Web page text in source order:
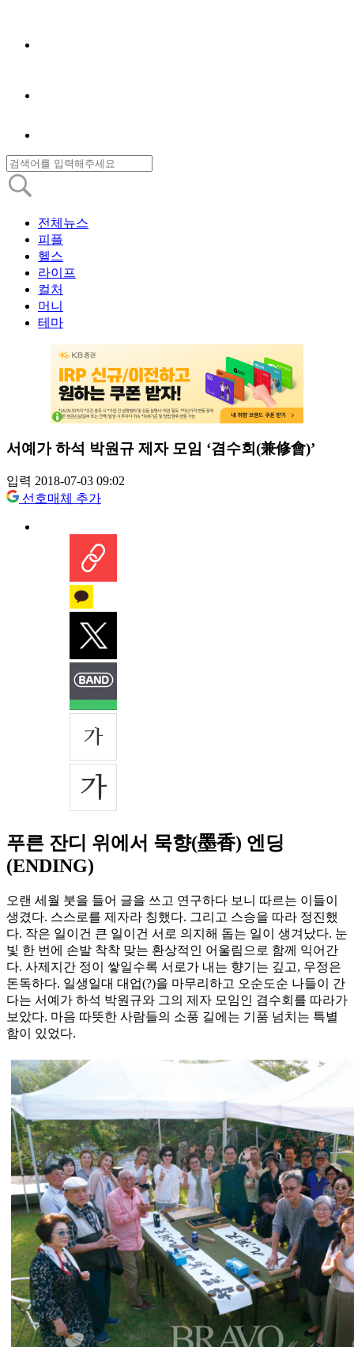
전체뉴스
피플
헬스
라이프
컬처
머니
테마
서예가 하석 박원규 제자 모임 ‘겸수회(兼修會)’
입력 2018-07-03 09:02
선호매체 추가
푸른 잔디 위에서 묵향(墨香) 엔딩
(ENDING)
오랜 세월 붓을 들어 글을 쓰고 연구하다 보니 따르는 이들이
생겼다. 스스로를 제자라 칭했다. 그리고 스승을 따라 정진했
다. 작은 일이건 큰 일이건 서로 의지해 돕는 일이 생겨났다. 눈
빛 한 번에 손발 착착 맞는 환상적인 어울림으로 함께 익어간
다. 사제지간 정이 쌓일수록 서로가 내는 향기는 깊고, 우정은
돈독하다. 일생일대 대업(?)을 마무리하고 오순도순 나들이 간
다는 서예가 하석 박원규와 그의 제자 모임인 겸수회를 따라가
보았다. 마음 따뜻한 사람들의 소풍 길에는 기품 넘치는 특별
함이 있었다.